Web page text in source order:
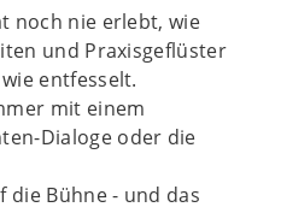
noch nie erlebt, wie
und Praxisgeflüster
entfesselt.
mit einem
Dialoge oder die
die Bühne - und das